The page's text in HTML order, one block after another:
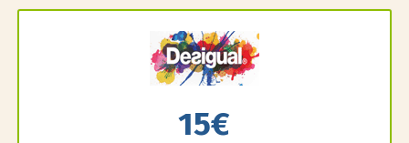
15€